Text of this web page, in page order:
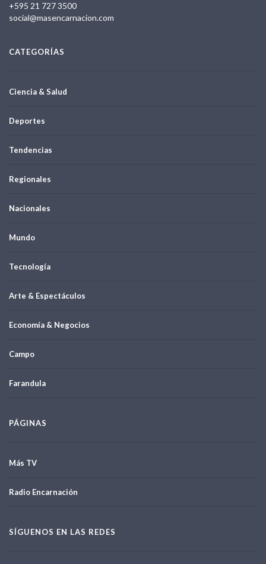
+595 21 727 3500
social@masencarnacion.com
CATEGORÍAS
Ciencia & Salud
Deportes
Tendencias
Regionales
Nacionales
Mundo
Tecnología
Arte & Espectáculos
Economía & Negocios
Campo
Farandula
PÁGINAS
Más TV
Radio Encarnación
SÍGUENOS EN LAS REDES